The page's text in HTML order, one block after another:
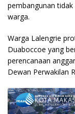
pembangunan
warga.
Warga Lalengrie
Duaboccoe yang
perencanaan
Dewan Perwakilan